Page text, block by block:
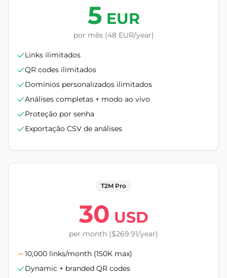
5 EUR
por mês (48 EUR/year)
Links ilimitados
QR codes ilimitados
Domínios personalizados ilimitados
Análises completas + modo ao vivo
Proteção por senha
Exportação CSV de análises
T2M Pro
30 USD
per month ($269.91/year)
10,000 links/month (150K max)
Dynamic + branded QR codes